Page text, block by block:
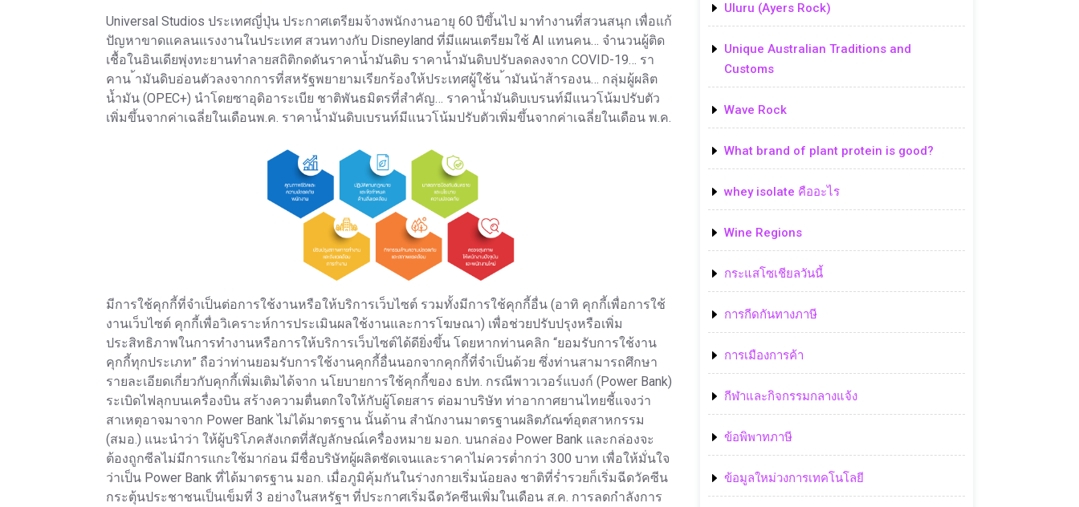
Universal Studios ประเทศญี่ปุ่น ประกาศเตรียมจ้างพนักงานอายุ 60 ปีขึ้นไป มาทำงานที่สวนสนุก เพื่อแก้
ปัญหาขาดแคลนแรงงานในประเทศ สวนทางกับ Disneyland ที่มีแผนเตรียมใช้ AI แทนคน… จำนวนผู้ติด
เชื้อในอินเดียพุ่งทะยานทำลายสถิติกดดันราคาน้ำมันดิบ ราคาน้ำมันดิบปรับลดลงจาก COVID-19… รา
คาน ้ามันดิบอ่อนตัวลงจากการที่สหรัฐพยายามเรียกร้องให้ประเทศผู้ใช้น ้ามันน้าส้ารองน… กลุ่มผู้ผลิต
น้ำมัน (OPEC+) นำโดยซาอุดิอาระเบีย ชาติพันธมิตรที่ สำคัญ… ราคาน้ำมันดิบเบรนท์มีแนวโน้มปรับตัว
เพิ่มขึ้นจากค่าเฉลี่ยในเดือนพ.ค. ราคาน้ำมันดิบเบรนท์มีแนวโน้มปรับตัวเพิ่มขึ้นจากค่าเฉลี่ยในเดือน พ.ค.
มีการใช้คุกกี้ที่จำเป็นต่อการใช้งานหรือให้บริการเว็บไซต์ รวมทั้งมีการใช้คุกกี้อื่น (อาทิ คุกกี้เพื่อการใช้
งานเว็บไซต์ คุกกี้เพื่อวิเคราะห์การประเมินผลใช้งานและการโฆษณา) เพื่อช่วยปรับปรุงหรือเพิ่ม
ประสิทธิภาพในการทำงานหรือการให้บริการเว็บไซต์ได้ดียิ่งขึ้น โดยหากท่านคลิก “ยอมรับการใช้งาน
คุกกี้ทุกประเภท” ถือว่าท่านยอมรับการใช้งานคุกกี้อื่นนอกจากคุกกี้ที่จำเป็นด้วย ซึ่งท่านสามารถศึกษา
รายละเอียดเกี่ยวกับคุกกี้เพิ่มเติมได้จาก นโยบายการใช้คุกกี้ของ ธปท. กรณีพาวเวอร์แบงก์ (Power Bank)
ระเบิดไฟลุกบนเครื่องบิน สร้างความตื่นตกใจให้กับผู้โดยสาร ต่อมาบริษัท ท่าอากาศยานไทยชี้แจงว่า
สาเหตุอาจมาจาก Power Bank ไม่ได้มาตรฐาน นั้นด้าน สำนักงานมาตรฐานผลิตภัณฑ์อุตสาหกรรม
(สมอ.) แนะนำว่า ให้ผู้บริโภคสังเกตที่สัญลักษณ์เครื่องหมาย มอก. บนกล่อง Power Bank และกล่องจะ
ต้องถูกซีลไม่มีการแกะใช้มาก่อน มีชื่อบริษัทผู้ผลิตชัดเจนและราคาไม่ควรต่ำกว่า 300 บาท เพื่อให้มั่นใจ
ว่าเป็น Power Bank ที่ได้มาตรฐาน มอก. เมื่อภูมิคุ้มกันในร่างกายเริ่มน้อยลง ชาติที่ร่ำรวยก็เริ่มฉีดวัคซีน
กระตุ้นประชาชนเป็นเข็มที่ 3 อย่างในสหรัฐฯ ที่ประกาศเริ่มฉีดวัคซีนเพิ่มในเดือน ส.ค. การลดกำลังการ
Uluru (Ayers Rock)
Unique Australian Traditions and
Customs
Wave Rock
What brand of plant protein is good?
whey isolate คืออะไร
Wine Regions
กระแสโซเชียลวันนี้
การกีดกันทางภาษี
การเมืองการค้า
กีฬาและกิจกรรมกลางแจ้ง
ข้อพิพาทภาษี
ข้อมูลใหม่วงการเทคโนโลยี